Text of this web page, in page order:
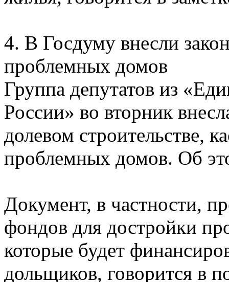
4. В Госдуму внесли
проблемных домов
Группа депутатов из
России» во вторник
долевом строительстве,
проблемных домов. Об
Документ, в частности,
фондов для достройки
которые будет
дольщиков, говорится в